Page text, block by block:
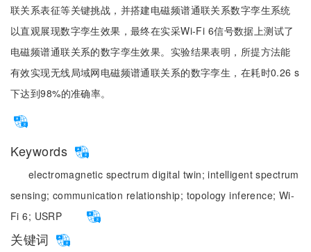
联关系表征等关键挑战，并搭建电磁频谱通联关系数字孪生系统
以直观展现数字孪生效果，最终在实采Wi-Fi 6信号数据上测试了
电磁频谱通联关系的数字孪生效果。实验结果表明，所提方法能
有效实现无线局域网电磁频谱通联关系的数字孪生，在耗时0.26 s
下达到98%的准确率。
Keywords
electromagnetic spectrum digital twin;intelligent spectrum
sensing; communication relationship; topology inference; Wi-
Fi 6; USRP
关键词